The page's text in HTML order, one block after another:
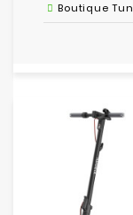
Boutique